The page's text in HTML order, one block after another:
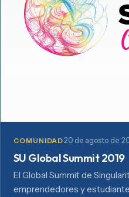
COMUNIDAD20 de agosto de
SU Global Summit 2019
El Global Summit de
emprendedores y